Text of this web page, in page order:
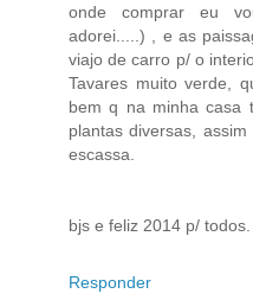
onde comprar eu
adorei.....) , e as
viajo de carro p/ o
Tavares muito verde,
bem q na minha casa
plantas diversas,
escassa.
bjs e feliz 2014 p/ todos.
Responder